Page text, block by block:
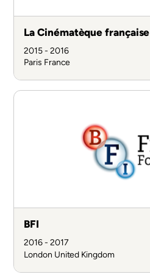
La Cinématèque française
2015 - 2016
Paris France
BFI
2016 - 2017
London United Kingdom